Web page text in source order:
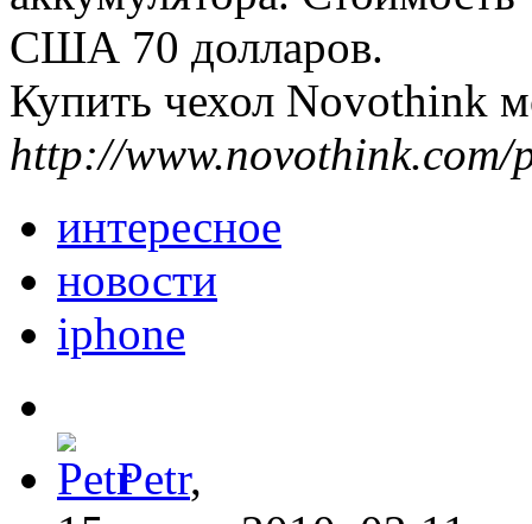
США 70 долларов.
Купить чехол Novothink
http://www.novothink.com/
интересное
новости
iphone
Petr,